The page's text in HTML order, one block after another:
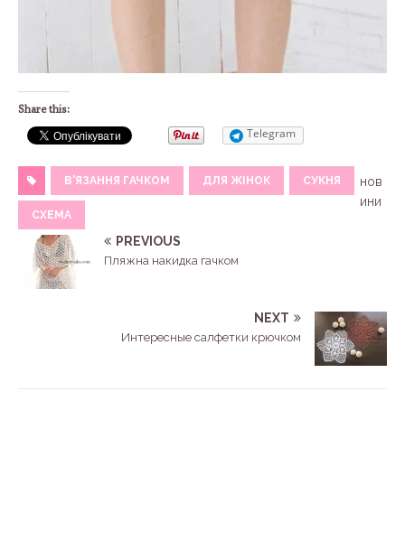
Share this:
Telegram
В'ЯЗАННЯ ГАЧКОМ ДЛЯ ЖІНОК СУКНЯ
СХЕМА
нов
ини
PREVIOUS
Пляжна накидка гачком
NEXT
Интересные салфетки крючком